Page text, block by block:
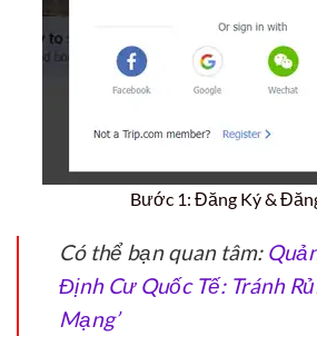
Bước 1: Đăng Ký &
Có thể bạn quan tâm:
Định Cư Quốc Tế: Tránh
Mạng’